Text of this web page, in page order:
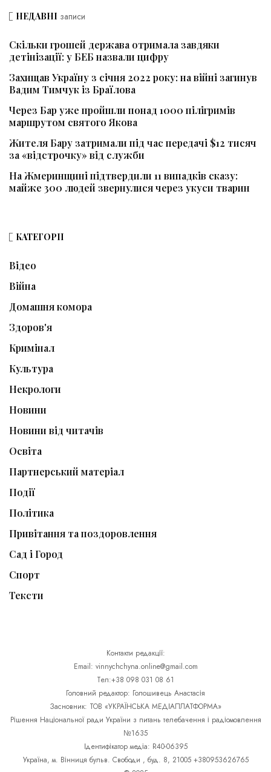
НЕДАВНІ записи
Скільки грошей держава отримала завдяки
детінізації: у БЕБ назвали цифру
Захищав Україну з січня 2022 року: на війні загинув
Вадим Тимчук із Браїлова
Через Бар уже пройшли понад 1000 пілігримів
маршрутом святого Якова
Жителя Бару затримали під час передачі $12 тисяч
за «відстрочку» від служби
На Жмеринщині підтвердили 11 випадків сказу:
майже 300 людей звернулися через укуси тварин
КАТЕГОРІЇ
Відео
Війна
Домашня комора
Здоров'я
Кримінал
Культура
Некрологи
Новини
Новини від читачів
Освіта
Партнерський матеріал
Події
Політика
Привітання та поздоровлення
Сад і Город
Спорт
Тексти
Контакти редакції:
Email: vinnychchyna.online@gmail.com
Тел:+38 098 031 08 61
Головний редактор: Голошивець Анастасія
Засновник: ТОВ «УКРАЇНСЬКА МЕДІАПЛАТФОРМА»
Рішення Національної ради України з питань телебачення і радіомовлення
№1635
Ідентифікатор медіа: R40-06395
Україна, м. Вінниця бульв. Свободи , буд. 8, 21005 +380953626765